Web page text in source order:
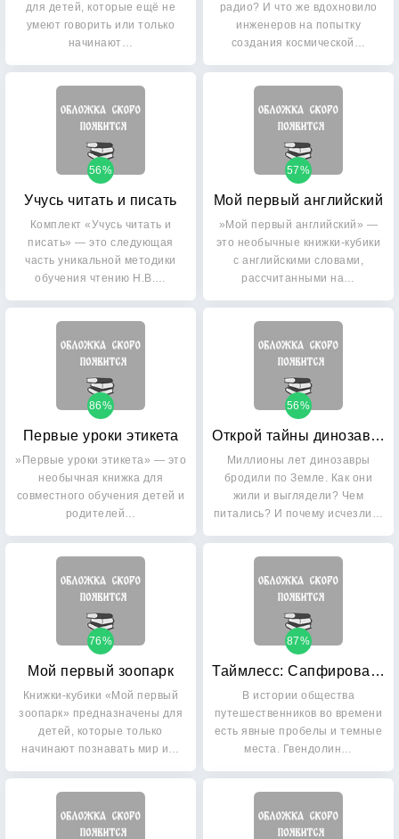
для детей, которые ещё не
умеют говорить или только
начинают…
радио? И что же вдохновило
инженеров на попытку
создания космической…
Учусь читать и писать
56%
Комплект «Учусь читать и
писать» — это следующая
часть уникальной методики
обучения чтению Н.В.…
Мой первый английский
57%
»Мой первый английский» —
это необычные книжки-кубики
с английскими словами,
рассчитанными на…
Первые уроки этикета
86%
»Первые уроки этикета» — это
необычная книжка для
совместного обучения детей и
родителей…
Открой тайны динозавров
56%
Миллионы лет динозавры
бродили по Земле. Как они
жили и выглядели? Чем
питались? И почему исчезли…
Мой первый зоопарк
76%
Книжки-кубики «Мой первый
зоопарк» предназначены для
детей, которые только
начинают познавать мир и…
Таймлесс: Сапфировая книга
87%
В истории общества
путешественников во времени
есть явные пробелы и темные
места. Гвендолин…